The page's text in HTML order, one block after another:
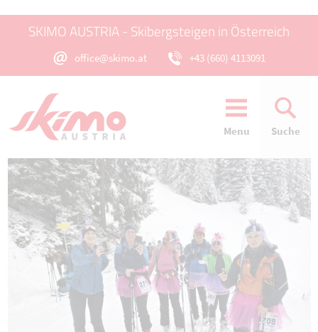
SKIMO AUSTRIA - Skibergsteigen in Österreich
office@skimo.at +43 (660) 4113091
Menu Suche